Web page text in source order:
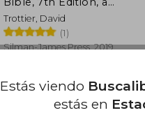
Complete Guide to
Writing, Formatting,
and Selling Your Script
(en Inglés)
Trottier, David
(1)
Silman-James Press, 2019,
Estás viendo
estás en